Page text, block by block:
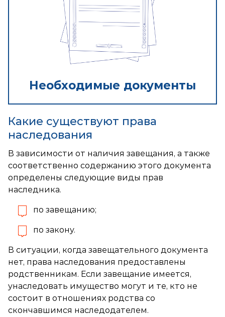
Необходимые документы
Какие существуют права
наследования
В зависимости от наличия завещания, а также
соответственно содержанию этого документа
определены следующие виды прав
наследника.
по завещанию;
по закону.
В ситуации, когда завещательного документа
нет, права наследования предоставлены
родственникам. Если завещание имеется,
унаследовать имущество могут и те, кто не
состоит в отношениях родства со
скончавшимся наследодателем.